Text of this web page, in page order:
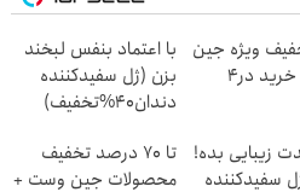
تخفیف ویژه جین
وست + خرید در4
با اعتماد بنفس لبخند
بزن (ژل سفیدکننده
دندان40%تخفیف)
زیبایی بده!
سفیدکننده
تا 70 درصد تخفیف
محصولات جین وست +